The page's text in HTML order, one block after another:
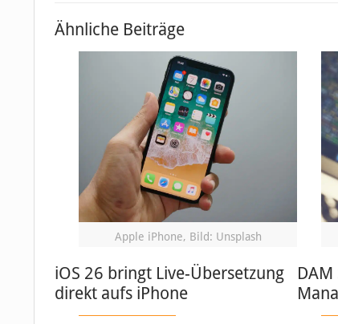
Ähnliche Beiträge
Apple iPhone, Bild: Unsplash
iOS 26 bringt Live-Übersetzung
direkt aufs iPhone